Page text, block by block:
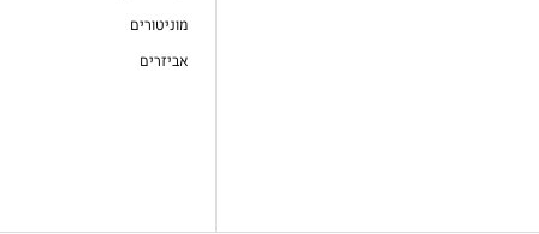
מוניטורים
אביזרים